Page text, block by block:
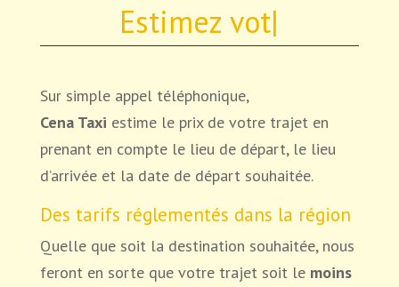
Estimez votre
Sur simple appel téléphonique,
Cena Taxi estime le prix de votre trajet en
prenant en compte le lieu de départ, le lieu
d’arrivée et la date de départ souhaitée.
Des tarifs réglementés dans la région
Quelle que soit la destination souhaitée, nous
feront en sorte que votre trajet soit le moins